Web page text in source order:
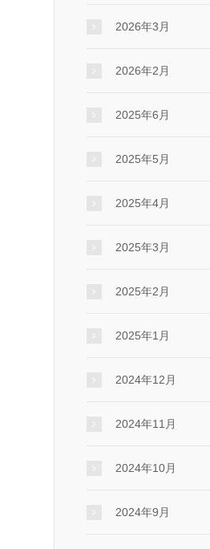
2026年3月
2026年2月
2025年6月
2025年5月
2025年4月
2025年3月
2025年2月
2025年1月
2024年12月
2024年11月
2024年10月
2024年9月